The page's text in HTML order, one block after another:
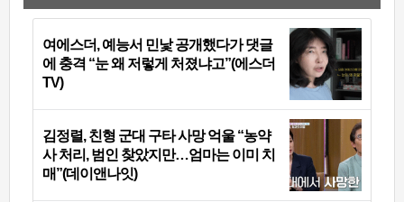
여에스더, 예능서 민낯 공개했다가 댓글
에 충격 “눈 왜 저렇게 처졌냐고”(에스더
TV)
김정렬, 친형 군대 구타 사망 억울 “농약
사 처리, 범인 찾았지만…엄마는 이미 치
매”(데이앤나잇)